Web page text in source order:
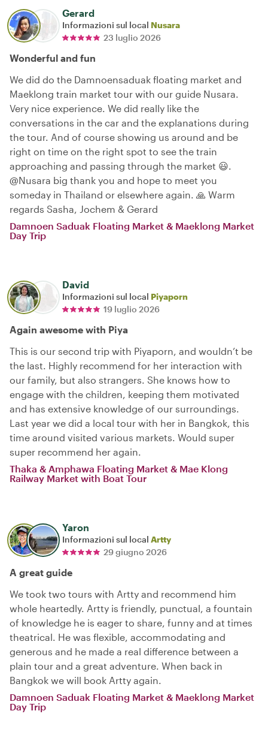
Gerard
Informazioni sul local Nusara
23 luglio 2026
Wonderful and fun
We did do the Damnoensaduak floating market and
Maeklong train market tour with our guide Nusara.
Very nice experience. We did really like the
conversations in the car and the explanations during
the tour. And of course showing us around and be
right on time on the right spot to see the train
approaching and passing through the market 😃.
@Nusara big thank you and hope to meet you
someday in Thailand or elsewhere again. 🙏 Warm
regards Sasha, Jochem & Gerard
Damnoen Saduak Floating Market & Maeklong Market
Day Trip
David
Informazioni sul local Piyaporn
19 luglio 2026
Again awesome with Piya
This is our second trip with Piyaporn, and wouldn’t be
the last. Highly recommend for her interaction with
our family, but also strangers. She knows how to
engage with the children, keeping them motivated
and has extensive knowledge of our surroundings.
Last year we did a local tour with her in Bangkok, this
time around visited various markets. Would super
super recommend her again.
Thaka & Amphawa Floating Market & Mae Klong
Railway Market with Boat Tour
Yaron
Informazioni sul local Artty
29 giugno 2026
A great guide
We took two tours with Artty and recommend him
whole heartedly. Artty is friendly, punctual, a fountain
of knowledge he is eager to share, funny and at times
theatrical. He was flexible, accommodating and
generous and he made a real difference between a
plain tour and a great adventure. When back in
Bangkok we will book Artty again.
Damnoen Saduak Floating Market & Maeklong Market
Day Trip